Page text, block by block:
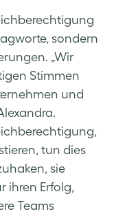
sondern
„Wir
Stimmen
und
tun dies
sie
ihren Erfolg,
Teams